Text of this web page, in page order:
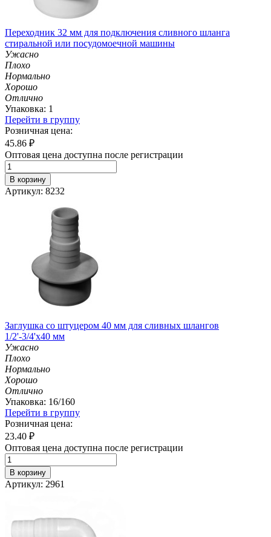
Переходник 32 мм для подключения сливного шланга
стиральной или посудомоечной машины
Ужасно
Плохо
Нормально
Хорошо
Отлично
Упаковка: 1
Перейти в группу
Розничная цена:
45.86 ₽
Оптовая цена доступна после регистрации
В корзину
Артикул: 8232
Заглушка со штуцером 40 мм для сливных шлангов
1/2'-3/4'х40 мм
Ужасно
Плохо
Нормально
Хорошо
Отлично
Упаковка: 16/160
Перейти в группу
Розничная цена:
23.40 ₽
Оптовая цена доступна после регистрации
В корзину
Артикул: 2961